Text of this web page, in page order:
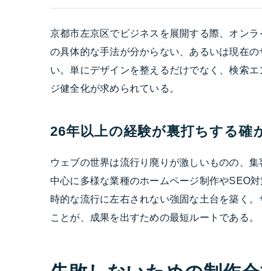
京都市左京区でビジネスを展開する際、オン
の具体的な手法が分からない、あるいは現在
い。単にデザインを整えるだけでなく、検索
ジ健全化が求められている。
26年以上の経験が裏打ちする確
ウェブの世界は流行り廃りが激しいものの、
中心に多様な業種のホームページ制作やSEO
時的な流行に左右されない強固な土台を築く
ことが、成果を出すための最短ルートである。